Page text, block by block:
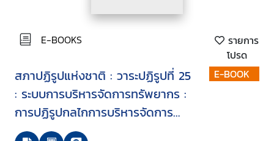
E-BOOKS
รายการ
โปรด
สภาปฏิรูปแห่งชาติ : วาระปฏิรูปที่ 25
: ระบบการบริหารจัดการทรัพยากร :
การปฏิรูปกลไกการบริหารจัดการ
ทรัพยากรน้ำ
E-BOOK